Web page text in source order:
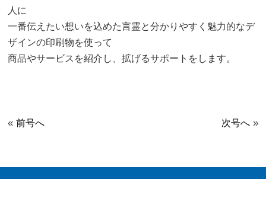
人に
一番伝えたい想いを込めた言霊と分かりやすく魅力的なデ
ザインの印刷物を使って
商品やサービスを紹介し、拡げるサポートをします。
«前号へ 次号へ»